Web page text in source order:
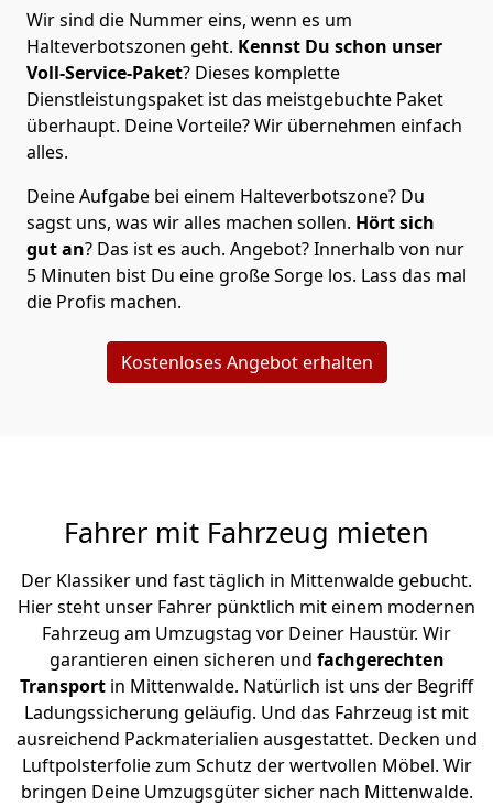
Wir sind die Nummer eins, wenn es um
Halteverbotszonen geht. Kennst Du schon unser
Voll-Service-Paket? Dieses komplette
Dienstleistungspaket ist das meistgebuchte Paket
überhaupt. Deine Vorteile? Wir übernehmen einfach
alles.
Deine Aufgabe bei einem Halteverbotszone? Du
sagst uns, was wir alles machen sollen. Hört sich
gut an? Das ist es auch. Angebot? Innerhalb von nur
5 Minuten bist Du eine große Sorge los. Lass das mal
die Profis machen.
Kostenloses Angebot erhalten
Fahrer mit Fahrzeug mieten
Der Klassiker und fast täglich in Mittenwalde gebucht.
Hier steht unser Fahrer pünktlich mit einem modernen
Fahrzeug am Umzugstag vor Deiner Haustür. Wir
garantieren einen sicheren und fachgerechten
Transport in Mittenwalde. Natürlich ist uns der Begriff
Ladungssicherung geläufig. Und das Fahrzeug ist mit
ausreichend Packmaterialien ausgestattet. Decken und
Luftpolsterfolie zum Schutz der wertvollen Möbel. Wir
bringen Deine Umzugsgüter sicher nach Mittenwalde.